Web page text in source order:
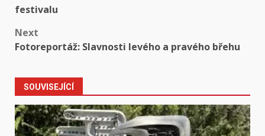
navigation
festivalu
Next
Fotoreportáž: Slavnosti levého a pravého břehu
SOUVISEJÍCÍ